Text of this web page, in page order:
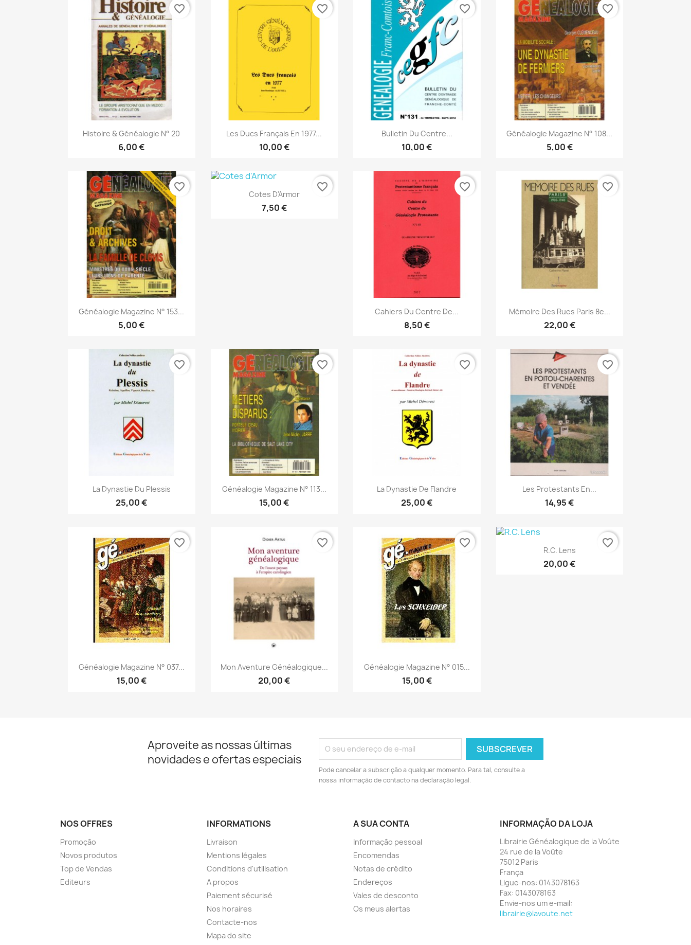
Vista rápida
Histoire & Généalogie N° 20
6,00 €
favorite_border
Vista rápida
Les Ducs Français En 1977...
10,00 €
favorite_border
Vista rápida
Bulletin Du Centre...
10,00 €
favorite_border
Vista rápida
Généalogie Magazine N° 108...
5,00 €
favorite_border
Vista rápida
Généalogie Magazine N° 153...
5,00 €
favorite_border Vista rápida
Cotes D'Armor
7,50 €
favorite_border
Vista rápida
Cahiers Du Centre De...
8,50 €
favorite_border
 Vista rápida
Mémoire Des Rues Paris 8e...
22,00 €
favorite_border
Vista rápida
La Dynastie Du Plessis
25,00 €
favorite_border
Vista rápida
Généalogie Magazine N° 113...
15,00 €
favorite_border
Vista rápida
La Dynastie De Flandre
25,00 €
favorite_border
Vista rápida
Les Protestants En...
14,95 €
favorite_border
Vista rápida
Généalogie Magazine N° 037...
15,00 €
favorite_border
Vista rápida
Mon Aventure Généalogique...
20,00 €
favorite_border
Vista rápida
Généalogie Magazine N° 015...
15,00 €
favorite_border Vista rápida
R.C. Lens
20,00 €
favorite_border
Aproveite as nossas últimas
novidades e ofertas especiais
Pode cancelar a subscrição a qualquer momento. Para tal, consulte a
nossa informação de contacto na declaração legal.
NOS OFFRES
Promoção
Novos produtos
Top de Vendas
Editeurs
INFORMATIONS
Livraison
Mentions légales
Conditions d'utilisation
A propos
Paiement sécurisé
Nos horaires
Contacte-nos
Mapa do site
A SUA CONTA
Informação pessoal
Encomendas
Notas de crédito
Endereços
Vales de desconto
Os meus alertas
INFORMAÇÃO DA LOJA
Librairie Généalogique de la Voûte
24 rue de la Voûte
75012 Paris
França
Ligue-nos: 0143078163
Fax: 0143078163
Envie-nos um e-mail:
librairie@lavoute.net